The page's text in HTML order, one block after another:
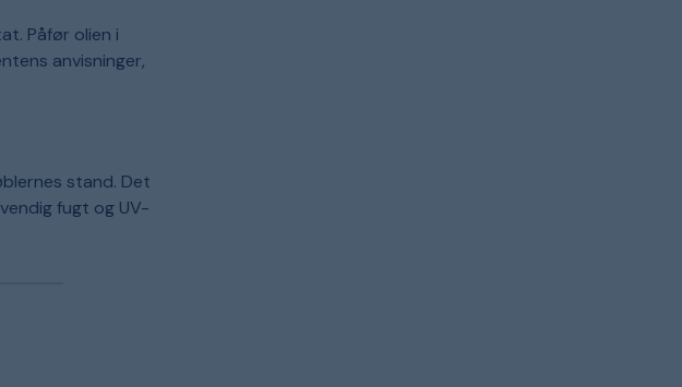
Påfør olien i
anvisninger,
stand. Det
fugt og UV-